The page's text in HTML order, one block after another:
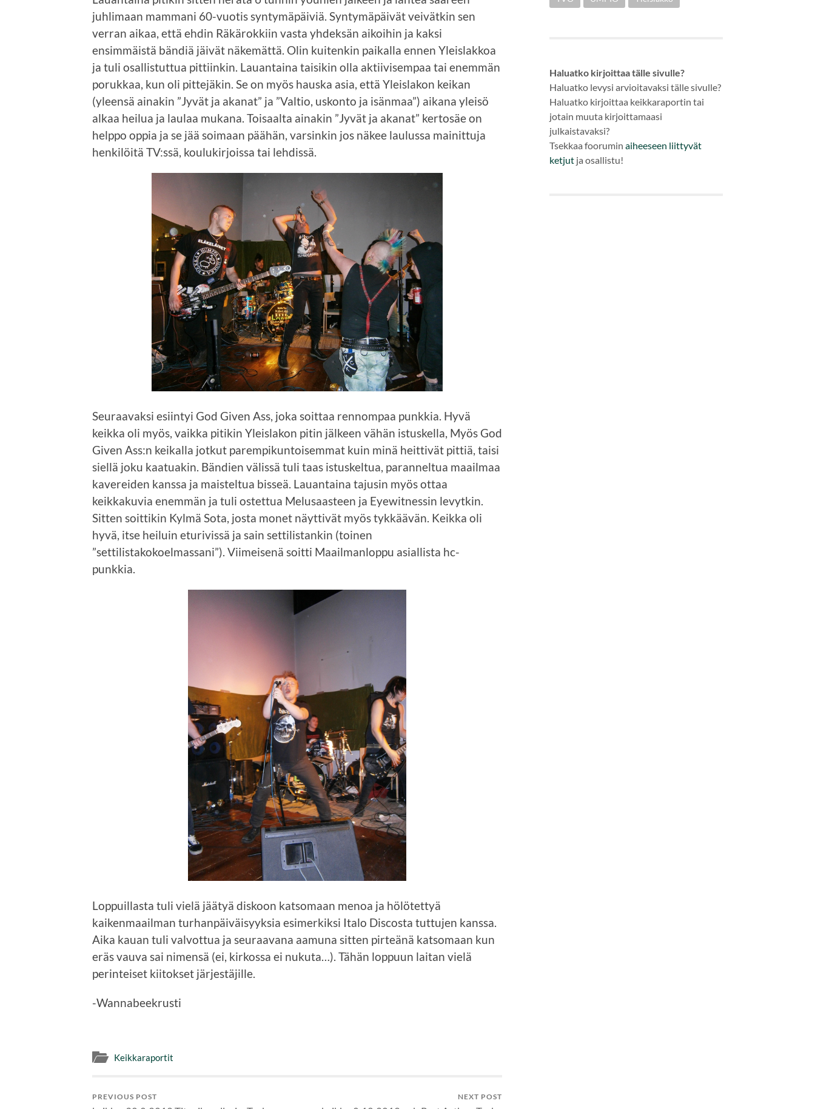
juhlimaan mammani 60-vuotis syntymäpäiviä. Syntymäpäivät veivätkin sen
verran aikaa, että ehdin Räkärokkiin vasta yhdeksän aikoihin ja kaksi
ensimmäistä bändiä jäivät näkemättä. Olin kuitenkin paikalla ennen Yleislakkoa
ja tuli osallistuttua pittiinkin. Lauantaina taisikin olla aktiivisempaa tai enemmän
porukkaa, kun oli pittejäkin. Se on myös hauska asia, että Yleislakon keikan
(yleensä ainakin ”Jyvät ja akanat” ja ”Valtio, uskonto ja isänmaa”) aikana yleisö
alkaa heilua ja laulaa mukana. Toisaalta ainakin ”Jyvät ja akanat” kertosäe on
helppo oppia ja se jää soimaan päähän, varsinkin jos näkee laulussa mainittuja
henkilöitä TV:ssä, koulukirjoissa tai lehdissä.
Seuraavaksi esiintyi God Given Ass, joka soittaa rennompaa punkkia. Hyvä
keikka oli myös, vaikka pitikin Yleislakon pitin jälkeen vähän istuskella, Myös God
Given Ass:n keikalla jotkut parempikuntoisemmat kuin minä heittivät pittiä, taisi
siellä joku kaatuakin. Bändien välissä tuli taas istuskeltua, paranneltua maailmaa
kavereiden kanssa ja maisteltua bisseä. Lauantaina tajusin myös ottaa
keikkakuvia enemmän ja tuli ostettua Melusaasteen ja Eyewitnessin levytkin.
Sitten soittikin Kylmä Sota, josta monet näyttivät myös tykkäävän. Keikka oli
hyvä, itse heiluin eturivissä ja sain settilistankin (toinen
”settilistakokoelmassani”). Viimeisenä soitti Maailmanloppu asiallista hc-
punkkia.
Loppuillasta tuli vielä jäätyä diskoon katsomaan menoa ja hölötettyä
kaikenmaailman turhanpäiväisyyksia esimerkiksi Italo Discosta tuttujen kanssa.
Aika kauan tuli valvottua ja seuraavana aamuna sitten pirteänä katsomaan kun
eräs vauva sai nimensä (ei, kirkossa ei nukuta…). Tähän loppuun laitan vielä
perinteiset kiitokset järjestäjille.
-Wannabeekrusti
Keikkaraportit
PREVIOUS POST NEXT POST
Haluatko kirjoittaa tälle sivulle?
Haluatko levysi arvioitavaksi tälle sivulle?
Haluatko kirjoittaa keikkaraportin tai
jotain muuta kirjoittamaasi
julkaistavaksi?
Tsekkaa foorumin aiheeseen liittyvät
ketjut ja osallistu!